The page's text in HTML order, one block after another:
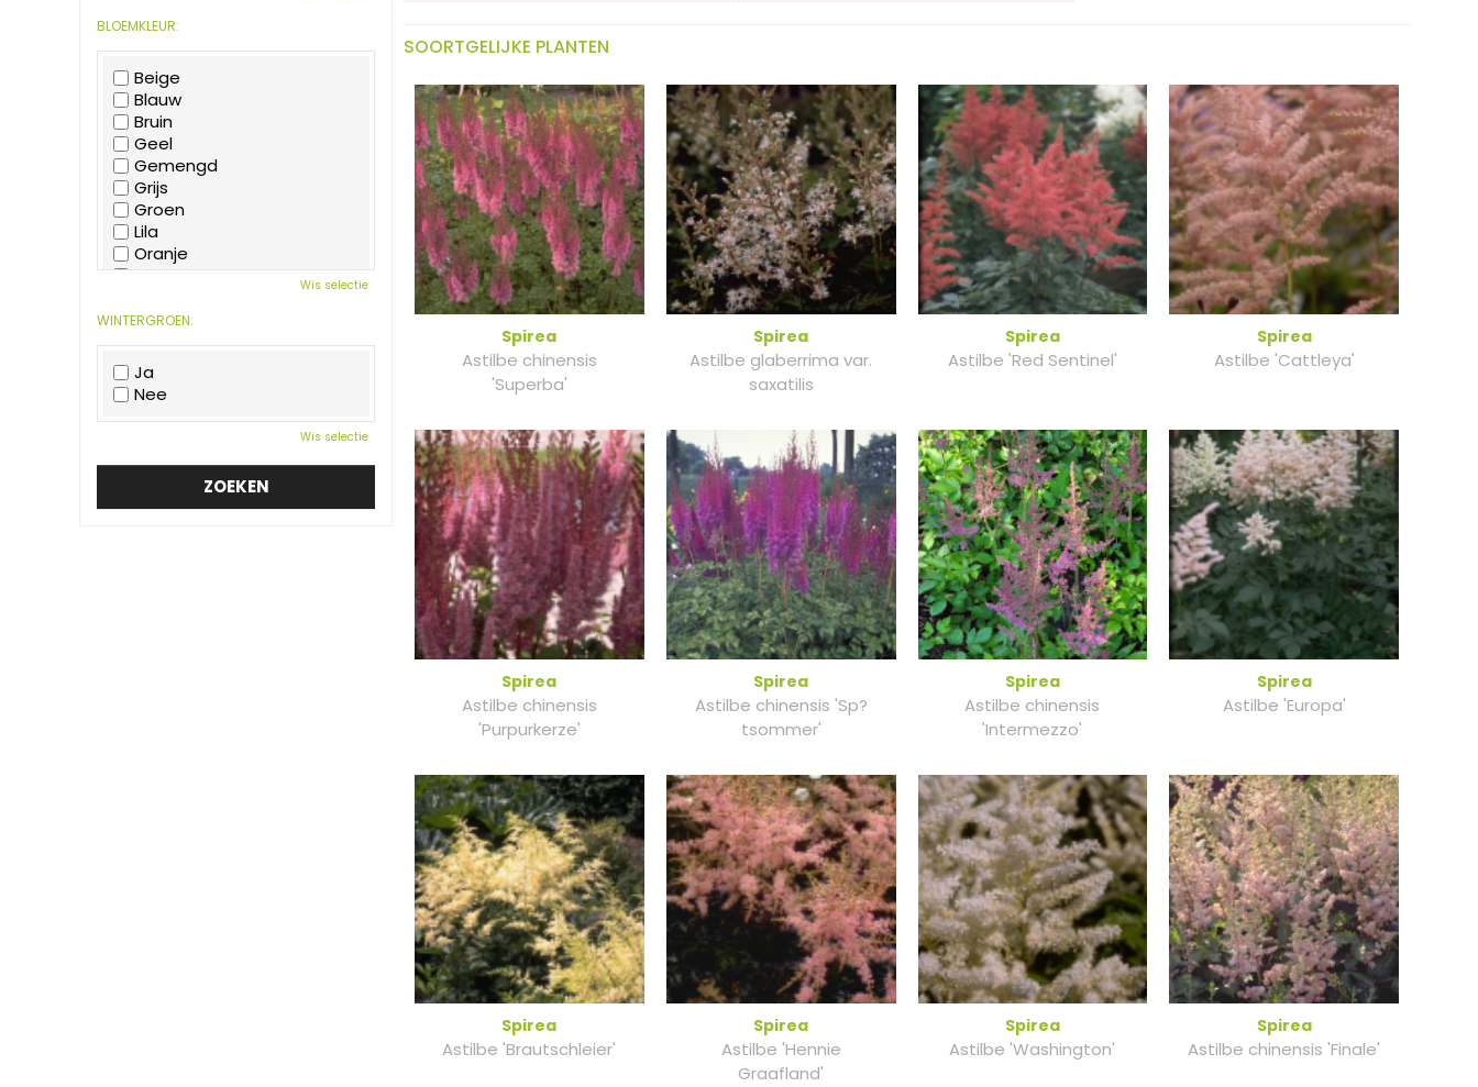
SOORTGELIJKE PLANTEN
Spirea
Astilbe chinensis
'Superba'
Spirea
Astilbe glaberrima var.
saxatilis
Spirea
Astilbe 'Red Sentinel'
Spirea
Astilbe 'Cattleya'
Spirea
Astilbe chinensis
'Purpurkerze'
Spirea
Astilbe chinensis 'Sp?
tsommer'
Spirea
Astilbe chinensis
'Intermezzo'
Spirea
Astilbe 'Europa'
Spirea
Astilbe 'Brautschleier'
Spirea
Astilbe 'Hennie
Graafland'
Spirea
Astilbe 'Washington'
Spirea
Astilbe chinensis 'Finale'
December
BLOEMKLEUR:
Beige
Blauw
Bruin
Geel
Gemengd
Grijs
Groen
Lila
Oranje
Paars
Roze
Wit
Zwart
Wis selectie
WINTERGROEN:
Ja
Nee
Wis selectie